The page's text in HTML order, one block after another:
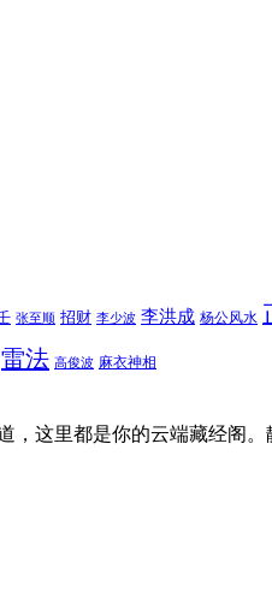
张至顺 招财 李少波 李洪成 杨公风水
雷法 高俊波 麻衣神相
这里都是你的云端藏经阁。